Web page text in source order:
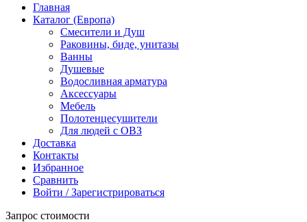
белый
глянцевый
Главная
Каталог (Европа)
Смесители и Душ
Раковины, биде, унитазы
Ванны
Душевые
Водосливная арматура
Аксессуары
Мебель
Полотенцесушители
Для людей с ОВЗ
Доставка
Контакты
Избранное
Сравнить
Войти / Зарегистрироваться
Запрос стоимости